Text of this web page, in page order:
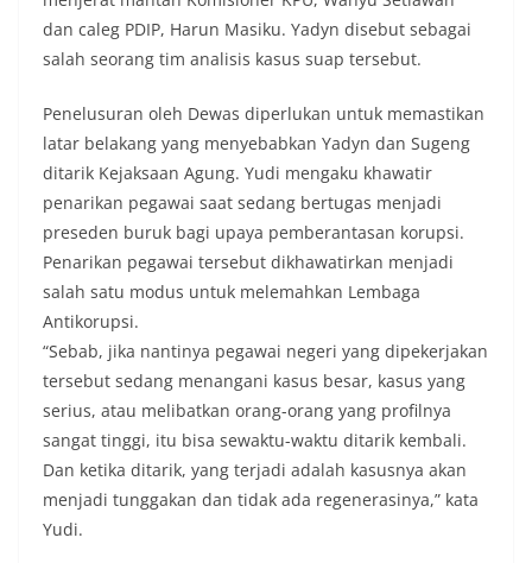
dan caleg PDIP, Harun Masiku. Yadyn disebut sebagai
salah seorang tim analisis kasus suap tersebut.
Penelusuran oleh Dewas diperlukan untuk memastikan
latar belakang yang menyebabkan Yadyn dan Sugeng
ditarik Kejaksaan Agung. Yudi mengaku khawatir
penarikan pegawai saat sedang bertugas menjadi
preseden buruk bagi upaya pemberantasan korupsi.
Penarikan pegawai tersebut dikhawatirkan menjadi
salah satu modus untuk melemahkan Lembaga
Antikorupsi.
“Sebab, jika nantinya pegawai negeri yang dipekerjakan
tersebut sedang menangani kasus besar, kasus yang
serius, atau melibatkan orang-orang yang profilnya
sangat tinggi, itu bisa sewaktu-waktu ditarik kembali.
Dan ketika ditarik, yang terjadi adalah kasusnya akan
menjadi tunggakan dan tidak ada regenerasinya,” kata
Yudi.